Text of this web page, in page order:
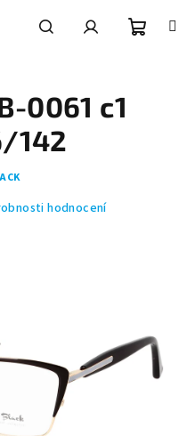
0061 c1
142
hodnocení